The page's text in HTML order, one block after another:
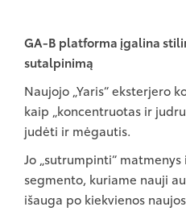
GA-B platforma įgalina
sutalpinimą
Naujojo „Yaris“ eksterjero
kaip „koncentruotas ir
judėti ir mėgautis.
Jo „sutrumpinti“
segmento, kuriame nauji
išauga po kiekvienos